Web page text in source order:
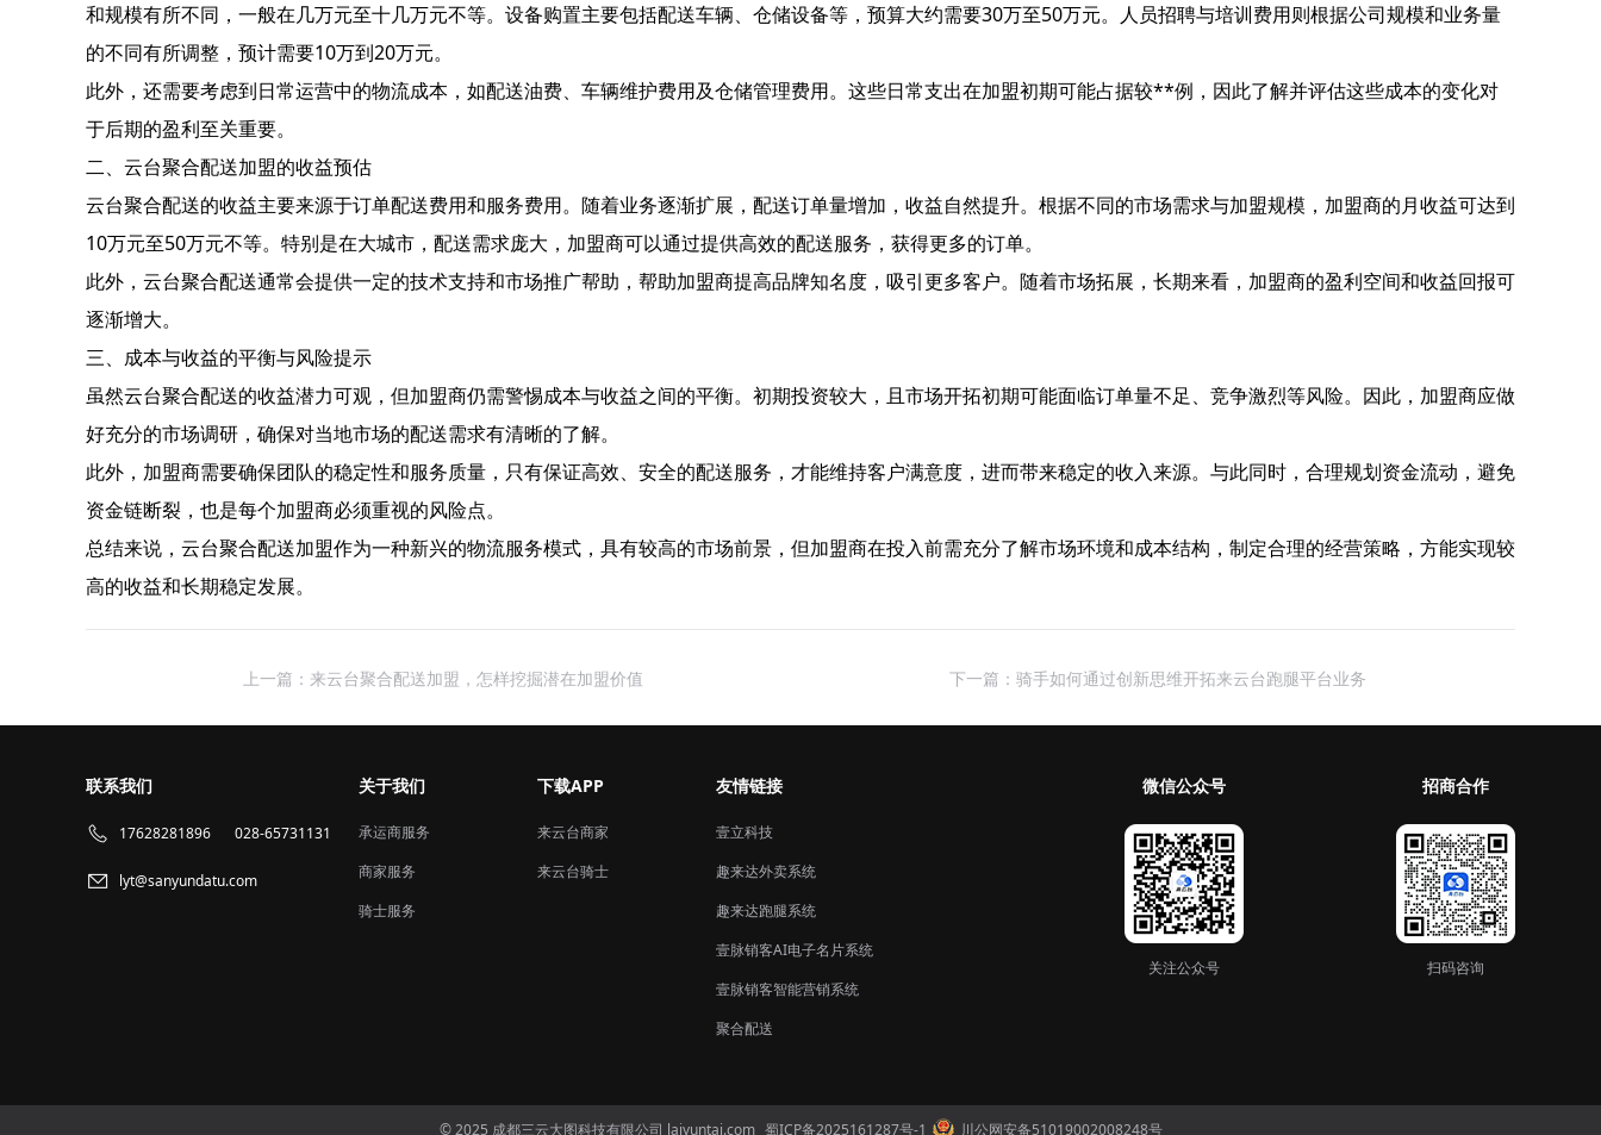
和规模有所不同，一般在几万元至十几万元不等。设备购置主要包括配送车辆、仓储设备等，预算大约需要30万至50万元。人员招聘与培训费用则根据公司规模和业务量
的不同有所调整，预计需要10万到20万元。
此外，还需要考虑到日常运营中的物流成本，如配送油费、车辆维护费用及仓储管理费用。这些日常支出在加盟初期可能占据较**例，因此了解并评估这些成本的变化对
于后期的盈利至关重要。
二、云台聚合配送加盟的收益预估
云台聚合配送的收益主要来源于订单配送费用和服务费用。随着业务逐渐扩展，配送订单量增加，收益自然提升。根据不同的市场需求与加盟规模，加盟商的月收益可达到
10万元至50万元不等。特别是在大城市，配送需求庞大，加盟商可以通过提供高效的配送服务，获得更多的订单。
此外，云台聚合配送通常会提供一定的技术支持和市场推广帮助，帮助加盟商提高品牌知名度，吸引更多客户。随着市场拓展，长期来看，加盟商的盈利空间和收益回报可
逐渐增大。
三、成本与收益的平衡与风险提示
虽然云台聚合配送的收益潜力可观，但加盟商仍需警惕成本与收益之间的平衡。初期投资较大，且市场开拓初期可能面临订单量不足、竞争激烈等风险。因此，加盟商应做
好充分的市场调研，确保对当地市场的配送需求有清晰的了解。
此外，加盟商需要确保团队的稳定性和服务质量，只有保证高效、安全的配送服务，才能维持客户满意度，进而带来稳定的收入来源。与此同时，合理规划资金流动，避免
资金链断裂，也是每个加盟商必须重视的风险点。
总结来说，云台聚合配送加盟作为一种新兴的物流服务模式，具有较高的市场前景，但加盟商在投入前需充分了解市场环境和成本结构，制定合理的经营策略，方能实现较
高的收益和长期稳定发展。
上一篇：来云台聚合配送加盟，怎样挖掘潜在加盟价值 下一篇：骑手如何通过创新思维开拓来云台跑腿平台业务
联系我们
17628281896 028-65731131
lyt@sanyundatu.com
关于我们
承运商服务
商家服务
骑士服务
下载APP
来云台商家
来云台骑士
友情链接
壹立科技
趣来达外卖系统
趣来达跑腿系统
壹脉销客AI电子名片系统
壹脉销客智能营销系统
聚合配送
微信公众号
关注公众号
招商合作
扫码咨询
© 2025 成都三云大图科技有限公司 laiyuntai.com 蜀ICP备2025161287号-1 川公网安备51019002008248号